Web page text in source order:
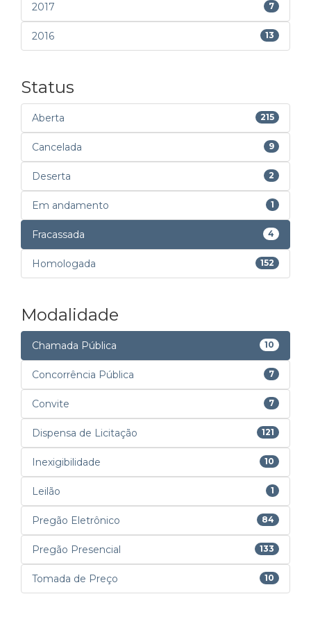
2017 7
2016 13
Status
Aberta 215
Cancelada 9
Deserta 2
Em andamento 1
Fracassada 4
Homologada 152
Modalidade
Chamada Pública 10
Concorrência Pública 7
Convite 7
Dispensa de Licitação 121
Inexigibilidade 10
Leilão 1
Pregão Eletrônico 84
Pregão Presencial 133
Tomada de Preço 10